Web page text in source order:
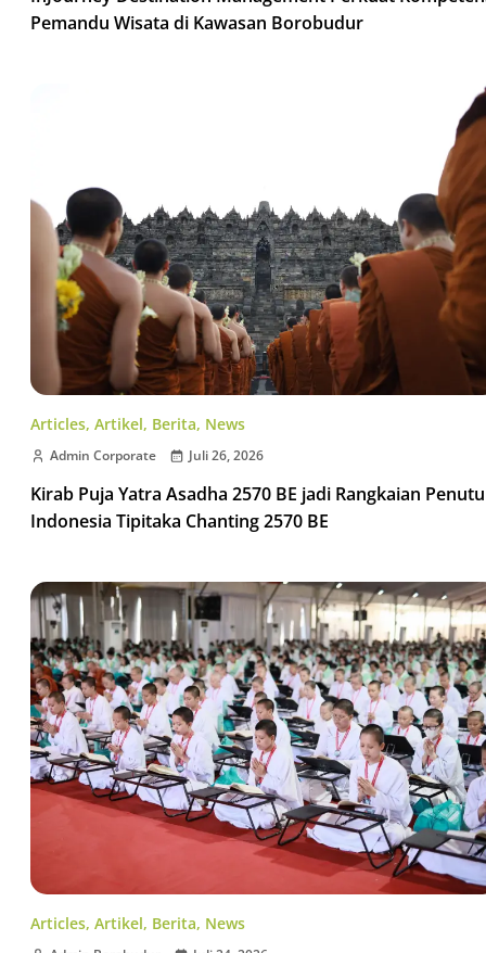
Pemandu Wisata di Kawasan Borobudur
Articles, Artikel, Berita, News
Admin Corporate Juli 26, 2026
Kirab Puja Yatra Asadha 2570 BE jadi Rangkaian
Indonesia Tipitaka Chanting 2570 BE
Articles, Artikel, Berita, News